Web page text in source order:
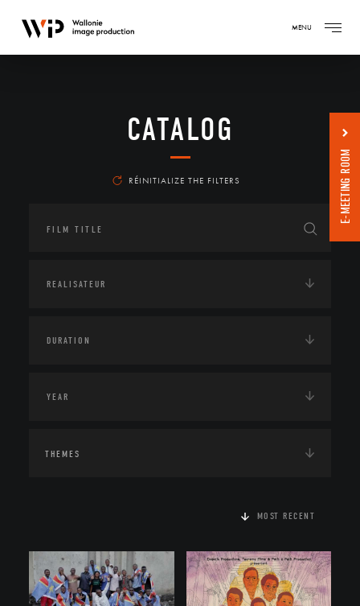
MENU
CATALOG
RÉINITIALIZE THE FILTERS
THEMES
MOST RECENT
E-MEETING ROOM